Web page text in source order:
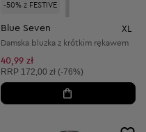
-50% z FESTIVE
Blue Seven XL
Damska bluzka z krótkim rękawem
40,99 zł
Cena sugerowana:
RRP 172,00 zł (-76%)